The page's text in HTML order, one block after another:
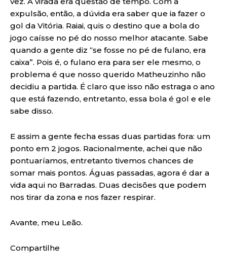
expulsão, então, a dúvida era saber que ia fazer o
gol da Vitória. Raiai, quis o destino que a bola do
jogo caísse no pé do nosso melhor atacante. Sabe
quando a gente diz “se fosse no pé de fulano, era
caixa”. Pois é, o fulano era para ser ele mesmo, o
problema é que nosso querido Matheuzinho não
decidiu a partida. É claro que isso não estraga o ano
que está fazendo, entretanto, essa bola é gol e ele
sabe disso.
E assim a gente fecha essas duas partidas fora: um
ponto em 2 jogos. Racionalmente, achei que não
pontuaríamos, entretanto tivemos chances de
somar mais pontos. Águas passadas, agora é dar a
vida aqui no Barradas. Duas decisões que podem
nos tirar da zona e nos fazer respirar.
Avante, meu Leão.
Compartilhe